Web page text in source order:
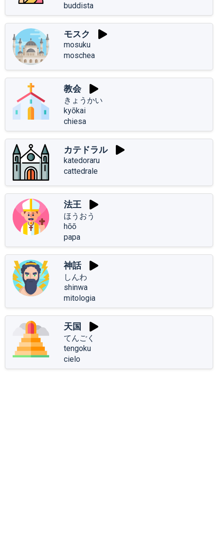
buddista
モスク
mosuku
moschea
教会
きょうかい
kyōkai
chiesa
カテドラル
katedoraru
cattedrale
法王
ほうおう
hōō
papa
神話
しんわ
shinwa
mitologia
天国
てんごく
tengoku
cielo